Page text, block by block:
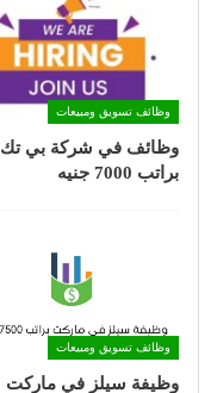
وظائف تسويق ومبيعات
وظائف في شركة بي تك
براتب 7000 جنيه
وظائف تسويق ومبيعات
وظيفة سيلز في ماركت